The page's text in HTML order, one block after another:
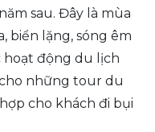
sau. Đây là mùa
biển lặng, sóng êm
hoạt động du lịch
những tour du
cho khách đi bụi